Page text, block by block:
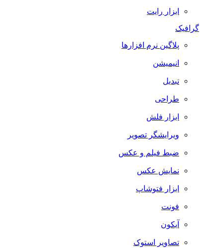
ابزار رایت
گرافیک
پلاگین نرم افزارها
انیمیشن
تبدیل
طراحی
ابزار فلش
ویرایشگر تصویر
ضبط فيلم و عكس
نمایش عکس
ابزار فتوشاپ
فونت
آیکون
تصاویر استوک